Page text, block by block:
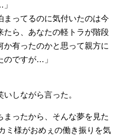
まってるのに気付いたのは今
たら、あなたの軽トラが階段
有ったのかと思って親方に
のですが…」
しながら言った。
まったから、そんな夢を見た
ミ様がおめぇの働き振りを気